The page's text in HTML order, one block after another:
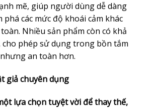
mẽ, giúp người dùng dễ dàng
phá các mức độ khoái cảm khác
Nhiều sản phẩm còn có khả
cho phép sử dụng trong bồn tắm
an toàn hơn.
giả chuyên dụng
lựa chọn tuyệt vời để thay thế,